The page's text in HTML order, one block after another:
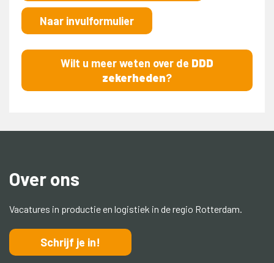
Naar invulformulier
Wilt u meer weten over de DDD
zekerheden?
Over ons
Vacatures in productie en logistiek in de regio Rotterdam.
Schrijf je in!